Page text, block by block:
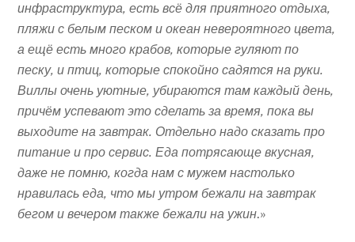
инфраструктура, есть всё для приятного отдыха,
пляжи с белым песком и океан невероятного цвета,
а ещё есть много крабов, которые гуляют по
песку, и птиц, которые спокойно садятся на руки.
Виллы очень уютные, убираются там каждый день,
причём успевают это сделать за время, пока вы
выходите на завтрак. Отдельно надо сказать про
питание и про сервис. Еда потрясающе вкусная,
даже не помню, когда нам с мужем настолько
нравилась еда, что мы утром бежали на завтрак
бегом и вечером также бежали на ужин.»